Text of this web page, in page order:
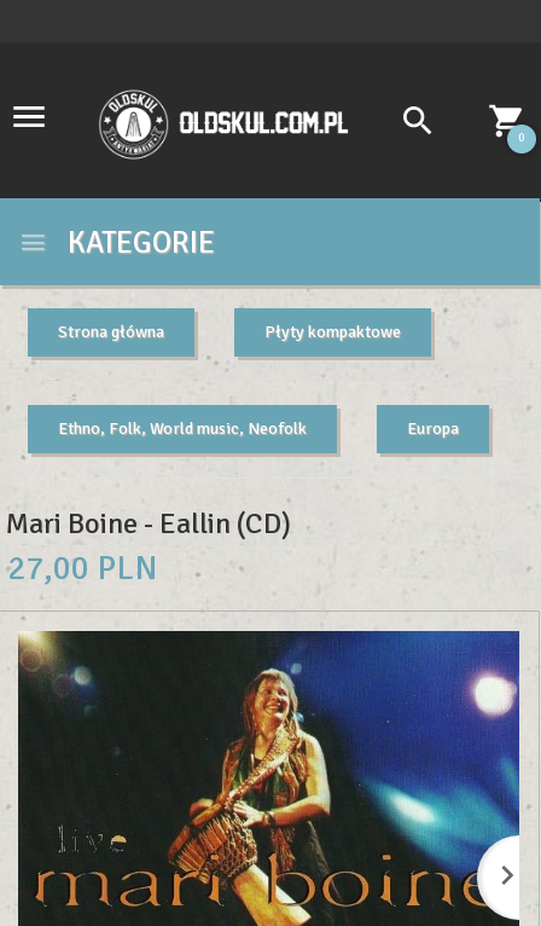
0
KATEGORIE
Strona główna Płyty kompaktowe
Ethno, Folk, World music, Neofolk Europa
Mari Boine - Eallin (CD)
27,00 PLN